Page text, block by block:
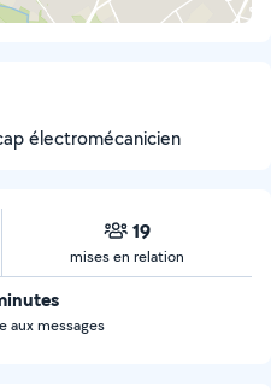
électromécanicien
19
mises en relation
aux messages